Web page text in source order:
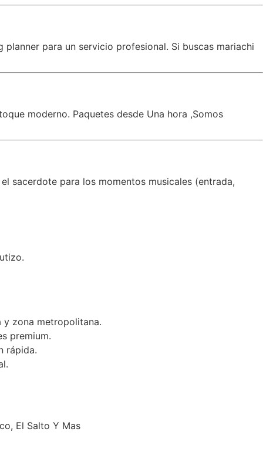
para un servicio profesional. Si buscas mariachi
moderno. Paquetes desde Una hora ,Somos
sacerdote para los momentos musicales (entrada,
y zona metropolitana.
premium.
rápida.
El Salto Y Mas